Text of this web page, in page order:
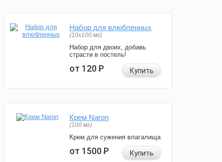
Набор для влюбленных
(10х100 мг)
Набор для двоих, добавь
страсти в постель!
от 120Р Купить
Крем Naron
(100 мг)
Крем для сужения влагалища
от 1500Р Купить